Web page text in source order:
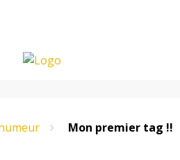
Mon premier tag !!